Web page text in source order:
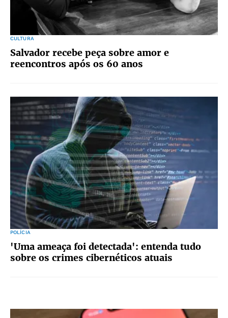
CULTURA
Salvador recebe peça sobre amor e
reencontros após os 60 anos
POLÍCIA
'Uma ameaça foi detectada': entenda tudo
sobre os crimes cibernéticos atuais